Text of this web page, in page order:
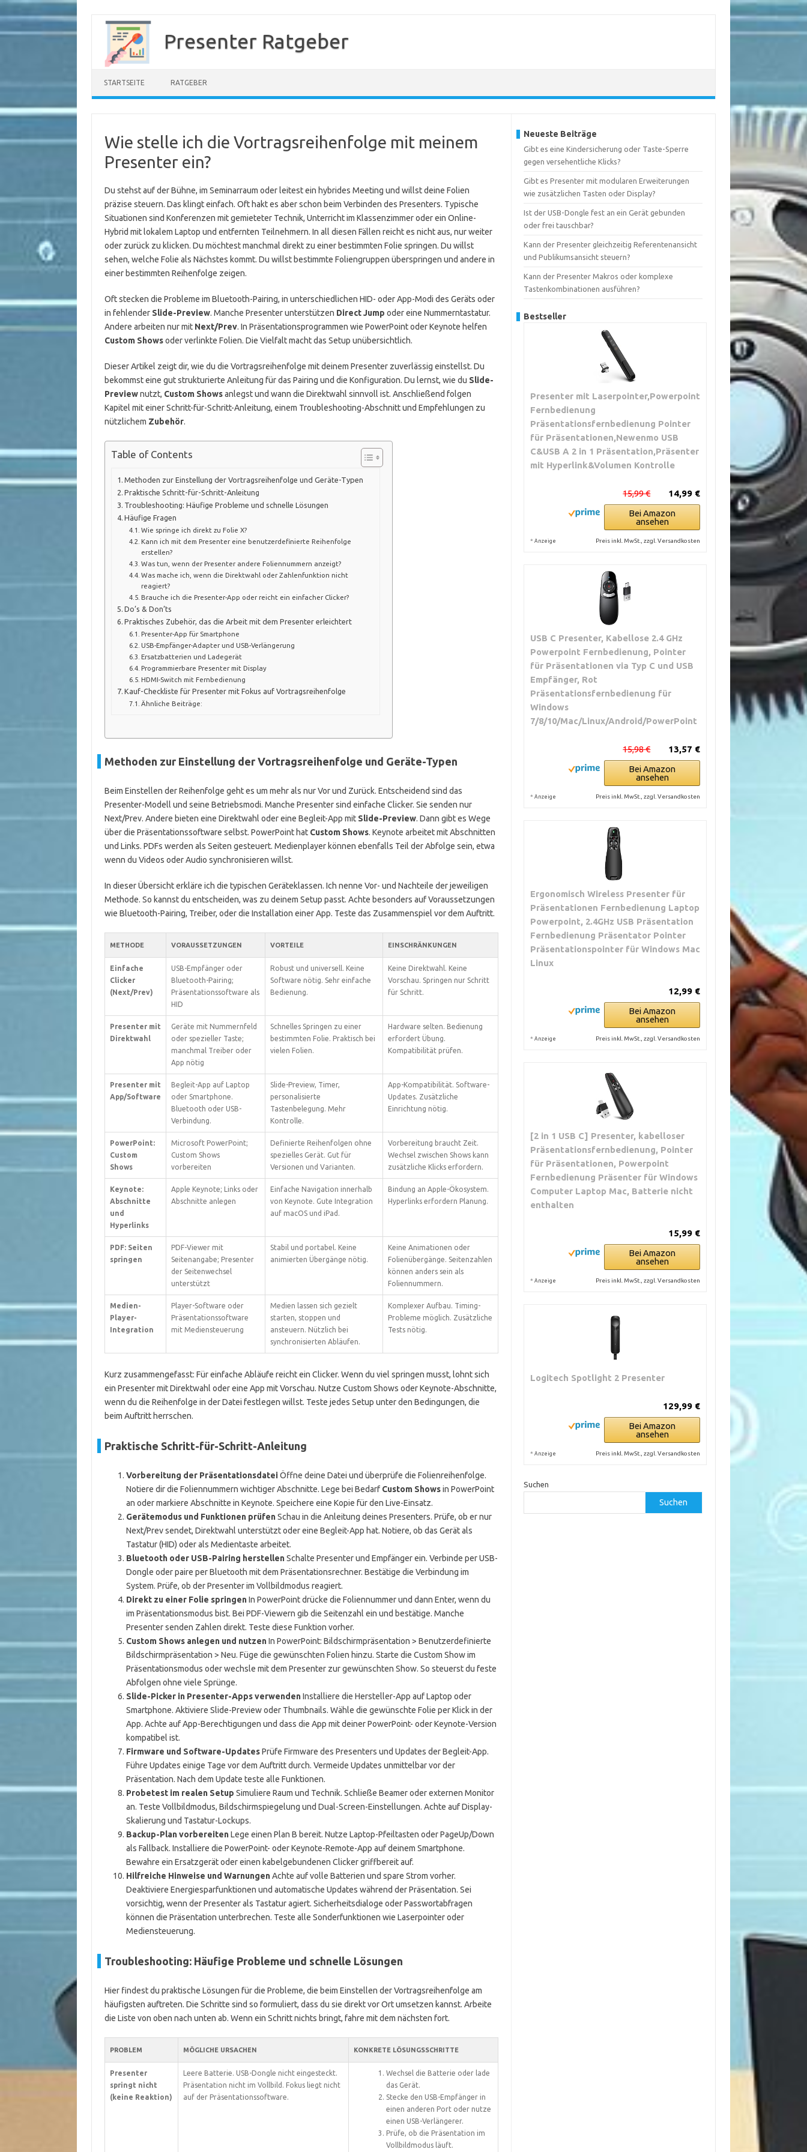
Inhalt
springen
Presenter Ratgeber
STARTSEITE RATGEBER
Wie stelle ich die Vortragsreihenfolge mit meinem
Presenter ein?
Du stehst auf der Bühne, im Seminarraum oder leitest ein hybrides Meeting und willst deine Folien
präzise steuern. Das klingt einfach. Oft hakt es aber schon beim Verbinden des Presenters. Typische
Situationen sind Konferenzen mit gemieteter Technik, Unterricht im Klassenzimmer oder ein Online-
Hybrid mit lokalem Laptop und entfernten Teilnehmern. In all diesen Fällen reicht es nicht aus, nur weiter
oder zurück zu klicken. Du möchtest manchmal direkt zu einer bestimmten Folie springen. Du willst
sehen, welche Folie als Nächstes kommt. Du willst bestimmte Foliengruppen überspringen und andere in
einer bestimmten Reihenfolge zeigen.
Oft stecken die Probleme im Bluetooth-Pairing, in unterschiedlichen HID- oder App-Modi des Geräts oder
in fehlender Slide-Preview. Manche Presenter unterstützen Direct Jump oder eine Nummerntastatur.
Andere arbeiten nur mit Next/Prev. In Präsentationsprogrammen wie PowerPoint oder Keynote helfen
Custom Showsoder verlinkte Folien. Die Vielfalt macht das Setup unübersichtlich.
Dieser Artikel zeigt dir, wie du die Vortragsreihenfolge mit deinem Presenter zuverlässig einstellst. Du
bekommst eine gut strukturierte Anleitung für das Pairing und die Konfiguration. Du lernst, wie du Slide-
Previewnutzt, Custom Showsanlegst und wann die Direktwahl sinnvoll ist. Anschließend folgen
Kapitel mit einer Schritt-für-Schritt-Anleitung, einem Troubleshooting-Abschnitt und Empfehlungen zu
nützlichem Zubehör.
Table of Contents
Methoden zur Einstellung der Vortragsreihenfolge und Geräte-Typen
Praktische Schritt-für-Schritt-Anleitung
Troubleshooting: Häufige Probleme und schnelle Lösungen
Häufige Fragen
Wie springe ich direkt zu Folie X?
Kann ich mit dem Presenter eine benutzerdefinierte Reihenfolge
erstellen?
Was tun, wenn der Presenter andere Foliennummern anzeigt?
Was mache ich, wenn die Direktwahl oder Zahlenfunktion nicht
reagiert?
Brauche ich die Presenter-App oder reicht ein einfacher Clicker?
Do’s & Don’ts
Praktisches Zubehör, das die Arbeit mit dem Presenter erleichtert
Presenter-App für Smartphone
USB-Empfänger-Adapter und USB-Verlängerung
Ersatzbatterien und Ladegerät
Programmierbare Presenter mit Display
HDMI-Switch mit Fernbedienung
Kauf-Checkliste für Presenter mit Fokus auf Vortragsreihenfolge
Ähnliche Beiträge:
Methoden zur Einstellung der Vortragsreihenfolge und Geräte-Typen
Beim Einstellen der Reihenfolge geht es um mehr als nur Vor und Zurück. Entscheidend sind das
Presenter-Modell und seine Betriebsmodi. Manche Presenter sind einfache Clicker. Sie senden nur
Next/Prev. Andere bieten eine Direktwahl oder eine Begleit-App mit Slide-Preview. Dann gibt es Wege
über die Präsentationssoftware selbst. PowerPoint hat Custom Shows. Keynote arbeitet mit Abschnitten
und Links. PDFs werden als Seiten gesteuert. Medienplayer können ebenfalls Teil der Abfolge sein, etwa
wenn du Videos oder Audio synchronisieren willst.
In dieser Übersicht erkläre ich die typischen Geräteklassen. Ich nenne Vor- und Nachteile der jeweiligen
Methode. So kannst du entscheiden, was zu deinem Setup passt. Achte besonders auf Voraussetzungen
wie Bluetooth-Pairing, Treiber, oder die Installation einer App. Teste das Zusammenspiel vor dem Auftritt.
METHODE VORAUSSETZUNGEN VORTEILE EINSCHRÄNKUNGEN
Einfache
Clicker
(Next/Prev)
USB-Empfänger oder
Bluetooth-Pairing;
Präsentationssoftware als
HID
Robust und universell. Keine
Software nötig. Sehr einfache
Bedienung.
Keine Direktwahl. Keine
Vorschau. Springen nur Schritt
für Schritt.
Presenter mit
Direktwahl
Geräte mit Nummernfeld
oder spezieller Taste;
manchmal Treiber oder
App nötig
Schnelles Springen zu einer
bestimmten Folie. Praktisch bei
vielen Folien.
Hardware selten. Bedienung
erfordert Übung.
Kompatibilität prüfen.
Presenter mit
App/Software
Begleit-App auf Laptop
oder Smartphone.
Bluetooth oder USB-
Verbindung.
Slide-Preview, Timer,
personalisierte
Tastenbelegung. Mehr
Kontrolle.
App-Kompatibilität. Software-
Updates. Zusätzliche
Einrichtung nötig.
PowerPoint:
Custom
Shows
Microsoft PowerPoint;
Custom Shows
vorbereiten
Definierte Reihenfolgen ohne
spezielles Gerät. Gut für
Versionen und Varianten.
Vorbereitung braucht Zeit.
Wechsel zwischen Shows kann
zusätzliche Klicks erfordern.
Keynote:
Abschnitte
und
Hyperlinks
Apple Keynote; Links oder
Abschnitte anlegen
Einfache Navigation innerhalb
von Keynote. Gute Integration
auf macOS und iPad.
Bindung an Apple-Ökosystem.
Hyperlinks erfordern Planung.
PDF: Seiten
springen
PDF-Viewer mit
Seitenangabe; Presenter
der Seitenwechsel
unterstützt
Stabil und portabel. Keine
animierten Übergänge nötig.
Keine Animationen oder
Folienübergänge. Seitenzahlen
können anders sein als
Foliennummern.
Medien-
Player-
Integration
Player-Software oder
Präsentationssoftware
mit Mediensteuerung
Medien lassen sich gezielt
starten, stoppen und
ansteuern. Nützlich bei
synchronisierten Abläufen.
Komplexer Aufbau. Timing-
Probleme möglich. Zusätzliche
Tests nötig.
Kurz zusammengefasst: Für einfache Abläufe reicht ein Clicker. Wenn du viel springen musst, lohnt sich
ein Presenter mit Direktwahl oder eine App mit Vorschau. Nutze Custom Shows oder Keynote-Abschnitte,
wenn du die Reihenfolge in der Datei festlegen willst. Teste jedes Setup unter den Bedingungen, die
beim Auftritt herrschen.
Praktische Schritt-für-Schritt-Anleitung
Vorbereitung der PräsentationsdateiÖffne deine Datei und überprüfe die Folienreihenfolge.
Notiere dir die Foliennummern wichtiger Abschnitte. Lege bei Bedarf Custom Showsin PowerPoint
an oder markiere Abschnitte in Keynote. Speichere eine Kopie für den Live-Einsatz.
Gerätemodus und Funktionen prüfenSchau in die Anleitung deines Presenters. Prüfe, ob er nur
Next/Prev sendet, Direktwahl unterstützt oder eine Begleit-App hat. Notiere, ob das Gerät als
Tastatur (HID) oder als Medientaste arbeitet.
Bluetooth oder USB-Pairing herstellenSchalte Presenter und Empfänger ein. Verbinde per USB-
Dongle oder paire per Bluetooth mit dem Präsentationsrechner. Bestätige die Verbindung im
System. Prüfe, ob der Presenter im Vollbildmodus reagiert.
Direkt zu einer Folie springenIn PowerPoint drücke die Foliennummer und dann Enter, wenn du
im Präsentationsmodus bist. Bei PDF-Viewern gib die Seitenzahl ein und bestätige. Manche
Presenter senden Zahlen direkt. Teste diese Funktion vorher.
Custom Shows anlegen und nutzenIn PowerPoint: Bildschirmpräsentation > Benutzerdefinierte
Bildschirmpräsentation > Neu. Füge die gewünschten Folien hinzu. Starte die Custom Show im
Präsentationsmodus oder wechsle mit dem Presenter zur gewünschten Show. So steuerst du feste
Abfolgen ohne viele Sprünge.
Slide-Picker in Presenter-Apps verwendenInstalliere die Hersteller-App auf Laptop oder
Smartphone. Aktiviere Slide-Preview oder Thumbnails. Wähle die gewünschte Folie per Klick in der
App. Achte auf App-Berechtigungen und dass die App mit deiner PowerPoint- oder Keynote-Version
kompatibel ist.
Firmware und Software-UpdatesPrüfe Firmware des Presenters und Updates der Begleit-App.
Führe Updates einige Tage vor dem Auftritt durch. Vermeide Updates unmittelbar vor der
Präsentation. Nach dem Update teste alle Funktionen.
Probetest im realen Setup Simuliere Raum und Technik. Schließe Beamer oder externen Monitor
an. Teste Vollbildmodus, Bildschirmspiegelung und Dual-Screen-Einstellungen. Achte auf Display-
Skalierung und Tastatur-Lockups.
Backup-Plan vorbereitenLege einen Plan B bereit. Nutze Laptop-Pfeiltasten oder PageUp/Down
als Fallback. Installiere die PowerPoint- oder Keynote-Remote-App auf deinem Smartphone.
Bewahre ein Ersatzgerät oder einen kabelgebundenen Clicker griffbereit auf.
Hilfreiche Hinweise und WarnungenAchte auf volle Batterien und spare Strom vorher.
Deaktiviere Energiesparfunktionen und automatische Updates während der Präsentation. Sei
vorsichtig, wenn der Presenter als Tastatur agiert. Sicherheitsdialoge oder Passwortabfragen
können die Präsentation unterbrechen. Teste alle Sonderfunktionen wie Laserpointer oder
Mediensteuerung.
Troubleshooting: Häufige Probleme und schnelle Lösungen
Hier findest du praktische Lösungen für die Probleme, die beim Einstellen der Vortragsreihenfolge am
häufigsten auftreten. Die Schritte sind so formuliert, dass du sie direkt vor Ort umsetzen kannst. Arbeite
die Liste von oben nach unten ab. Wenn ein Schritt nichts bringt, fahre mit dem nächsten fort.
PROBLEM MÖGLICHE URSACHEN KONKRETE LÖSUNGSSCHRITTE
Presenter
springt nicht
(keine Reaktion)
Leere Batterie. USB-Dongle nicht eingesteckt.
Präsentation nicht im Vollbild. Fokus liegt nicht
auf der Präsentationssoftware.
Wechsel die Batterie oder lade
das Gerät.
Stecke den USB-Empfänger in
einen anderen Port oder nutze
einen USB-Verlängerer.
Prüfe, ob die Präsentation im
Vollbildmodus läuft.
Neueste Beiträge
Gibt es eine Kindersicherung oder Taste-Sperre
gegen versehentliche Klicks?
Gibt es Presenter mit modularen Erweiterungen
wie zusätzlichen Tasten oder Display?
Ist der USB-Dongle fest an ein Gerät gebunden
oder frei tauschbar?
Kann der Presenter gleichzeitig Referentenansicht
und Publikumsansicht steuern?
Kann der Presenter Makros oder komplexe
Tastenkombinationen ausführen?
Bestseller
Presenter mit Laserpointer,Powerpoint
Fernbedienung
Präsentationsfernbedienung Pointer
für Präsentationen,Newenmo USB
C&USB A 2 in 1 Präsentation,Präsenter
mit Hyperlink&Volumen Kontrolle
14,99 €
15,99 €
Bei Amazon
ansehen
* Anzeige Preis inkl. MwSt., zzgl. Versandkosten
USB C Presenter, Kabellose 2.4 GHz
Powerpoint Fernbedienung, Pointer
für Präsentationen via Typ C und USB
Empfänger, Rot
Präsentationsfernbedienung für
Windows
7/8/10/Mac/Linux/Android/PowerPoint
13,57 €
15,98 €
Bei Amazon
ansehen
* Anzeige Preis inkl. MwSt., zzgl. Versandkosten
Ergonomisch Wireless Presenter für
Präsentationen Fernbedienung Laptop
Powerpoint, 2.4GHz USB Präsentation
Fernbedienung Präsentator Pointer
Präsentationspointer für Windows Mac
Linux
12,99 €
Bei Amazon
ansehen
* Anzeige Preis inkl. MwSt., zzgl. Versandkosten
[2 in 1 USB C] Presenter, kabelloser
Präsentationsfernbedienung, Pointer
für Präsentationen, Powerpoint
Fernbedienung Präsenter für Windows
Computer Laptop Mac, Batterie nicht
enthalten
15,99 €
Bei Amazon
ansehen
* Anzeige Preis inkl. MwSt., zzgl. Versandkosten
Logitech Spotlight 2 Presenter
129,99 €
Bei Amazon
ansehen
* Anzeige Preis inkl. MwSt., zzgl. Versandkosten
Suchen
Suchen